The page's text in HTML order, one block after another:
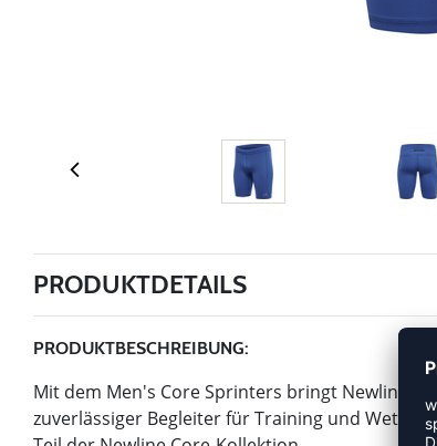
PRODUKTDETAILS
PRODUKTBESCHREIBUNG:
Mit dem Men's Core Sprinters bringt Newline
zuverlässiger Begleiter für Training und